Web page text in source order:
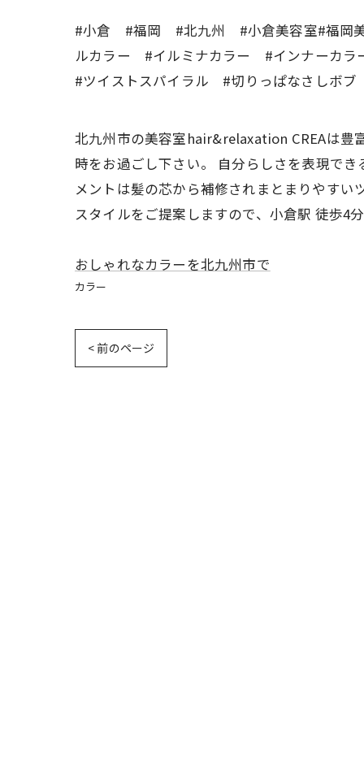
#小倉 #福岡 #北九州 #小倉美容室#福岡
ルカラー #イルミナカラー #インナーカ
#ツイストスパイラル #切りっぱなさし
北九州市の美容室hair&relaxation CREAは豊
時をお過ごし下さい。 自分らしさを表現で
メントは髪の芯から補修されまとまりやす
スタイルをご提案しますので、小倉駅 徒歩4
おしゃれなカラーを北九州市で
カラー
< 前のページ